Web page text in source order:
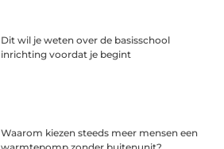
Dit wil je weten over de basisschool
inrichting voordat je begint
Waarom kiezen steeds meer mensen een